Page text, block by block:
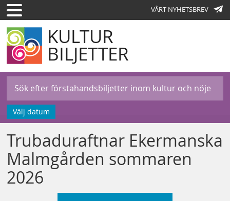
VÅRT NYHETSBREV
KULTUR
BILJETTER
Välj datum
Trubaduraftnar Ekermanska
Malmgården sommaren
2026